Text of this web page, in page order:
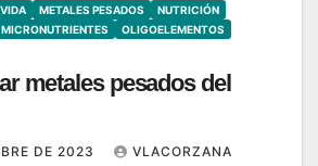
METALES PESADOS
NUTRICIÓN
MICRONUTRIENTES
OLIGOELEMENTOS
metales pesados del
DE 2023 VLACORZANA